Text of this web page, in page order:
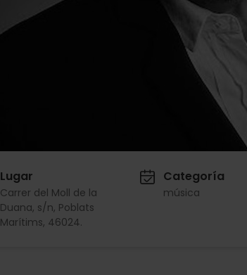
Lugar
Carrer del Moll de la
Duana, s/n, Poblats
Marítims, 46024.
Categoría
música